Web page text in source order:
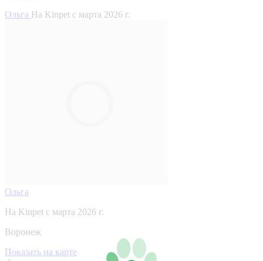
Ольга На Kinpet c марта 2026 г.
Ольга
На Kinpet c марта 2026 г.
Воронеж
Показать на карте